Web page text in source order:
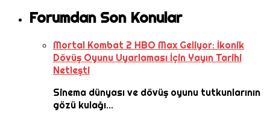
Forumdan Son Konular
Mortal Kombat 2 HBO Max Geliyor: İkonik
Dövüş Oyunu Uyarlaması İçin Yayın Tarihi
Netleşti
Sinema dünyası ve dövüş oyunu tutkunlarının
gözü kulağı...